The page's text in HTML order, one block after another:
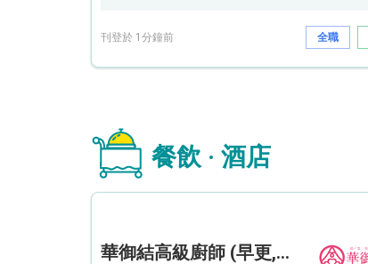
刊登於 1分鐘前 全職
餐飲 · 酒店
華御結高級廚師 (早更,中央廚房)*底薪可達20k* (5天工作週)